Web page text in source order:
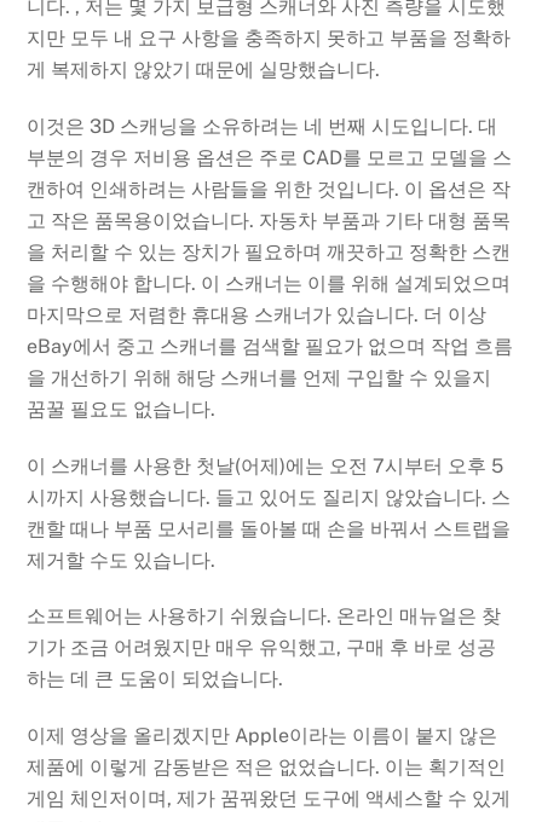
니다. , 저는 몇 가지 보급형 스캐너와 사진 측량을 시도했
지만 모두 내 요구 사항을 충족하지 못하고 부품을 정확하
게 복제하지 않았기 때문에 실망했습니다.
이것은 3D 스캐닝을 소유하려는 네 번째 시도입니다. 대
부분의 경우 저비용 옵션은 주로 CAD를 모르고 모델을 스
캔하여 인쇄하려는 사람들을 위한 것입니다. 이 옵션은 작
고 작은 품목용이었습니다. 자동차 부품과 기타 대형 품목
을 처리할 수 있는 장치가 필요하며 깨끗하고 정확한 스캔
을 수행해야 합니다. 이 스캐너는 이를 위해 설계되었으며
마지막으로 저렴한 휴대용 스캐너가 있습니다. 더 이상
eBay에서 중고 스캐너를 검색할 필요가 없으며 작업 흐름
을 개선하기 위해 해당 스캐너를 언제 구입할 수 있을지
꿈꿀 필요도 없습니다.
이 스캐너를 사용한 첫날(어제)에는 오전 7시부터 오후 5
시까지 사용했습니다. 들고 있어도 질리지 않았습니다. 스
캔할 때나 부품 모서리를 돌아볼 때 손을 바꿔서 스트랩을
제거할 수도 있습니다.
소프트웨어는 사용하기 쉬웠습니다. 온라인 매뉴얼은 찾
기가 조금 어려웠지만 매우 유익했고, 구매 후 바로 성공
하는 데 큰 도움이 되었습니다.
이제 영상을 올리겠지만 Apple이라는 이름이 붙지 않은
제품에 이렇게 감동받은 적은 없었습니다. 이는 획기적인
게임 체인저이며, 제가 꿈꿔왔던 도구에 액세스할 수 있게